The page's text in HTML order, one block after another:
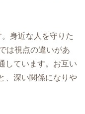
身近な人を守りた
は視点の違いがあ
しています。お互い
、深い関係になりや